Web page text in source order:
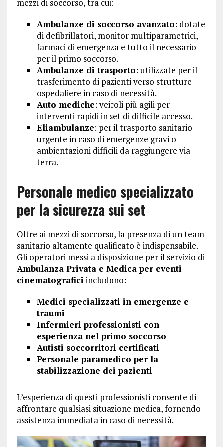
mezzi di soccorso, tra cui:
Ambulanze di soccorso avanzato: dotate
di defibrillatori, monitor multiparametrici,
farmaci di emergenza e tutto il necessario
per il primo soccorso.
Ambulanze di trasporto: utilizzate per il
trasferimento di pazienti verso strutture
ospedaliere in caso di necessità.
Auto mediche: veicoli più agili per
interventi rapidi in set di difficile accesso.
Eliambulanze: per il trasporto sanitario
urgente in caso di emergenze gravi o
ambientazioni difficili da raggiungere via
terra.
Personale medico specializzato
per la sicurezza sui set
Oltre ai mezzi di soccorso, la presenza di un team
sanitario altamente qualificato è indispensabile.
Gli operatori messi a disposizione per il servizio di
Ambulanza Privata e Medica per eventi
cinematografici includono:
Medici specializzati in emergenze e
traumi
Infermieri professionisti con
esperienza nel primo soccorso
Autisti soccorritori certificati
Personale paramedico per la
stabilizzazione dei pazienti
L’esperienza di questi professionisti consente di
affrontare qualsiasi situazione medica, fornendo
assistenza immediata in caso di necessità.